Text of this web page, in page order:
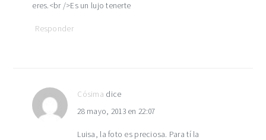
eres.<br />Es un lujo tenerte
Responder
Cósima dice
28 mayo, 2013 en 22:07
Luisa, la foto es preciosa. Para tí la